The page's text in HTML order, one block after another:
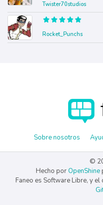
Twister70studios
Rocket_Punchs
Sobre nosotros
©
Hecho por OpenShine
Faneo es Software Libre, y